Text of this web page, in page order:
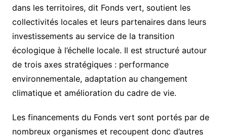
dans les territoires, dit Fonds vert, soutient les
collectivités locales et leurs partenaires dans leurs
investissements au service de la transition
écologique à l’échelle locale. Il est structuré autour
de trois axes stratégiques : performance
environnementale, adaptation au changement
climatique et amélioration du cadre de vie.
Les financements du Fonds vert sont portés par de
nombreux organismes et recoupent donc d’autres